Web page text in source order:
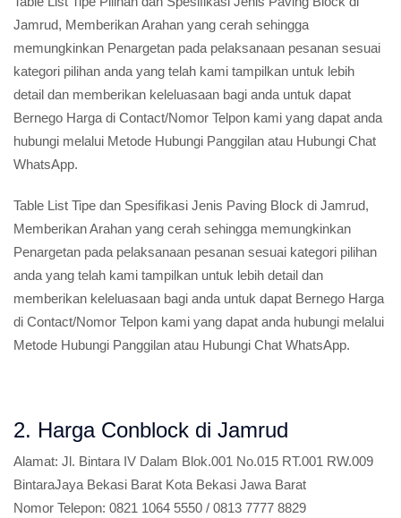
Jamrud, Memberikan Arahan yang cerah sehingga
memungkinkan Penargetan pada pelaksanaan pesanan sesuai
kategori pilihan anda yang telah kami tampilkan untuk lebih
detail dan memberikan keleluasaan bagi anda untuk dapat
Bernego Harga di Contact/Nomor Telpon kami yang dapat anda
hubungi melalui Metode Hubungi Panggilan atau Hubungi Chat
WhatsApp.
Table List Tipe dan Spesifikasi Jenis Paving Block di Jamrud,
Memberikan Arahan yang cerah sehingga memungkinkan
Penargetan pada pelaksanaan pesanan sesuai kategori pilihan
anda yang telah kami tampilkan untuk lebih detail dan
memberikan keleluasaan bagi anda untuk dapat Bernego Harga
di Contact/Nomor Telpon kami yang dapat anda hubungi melalui
Metode Hubungi Panggilan atau Hubungi Chat WhatsApp.
2. Harga Conblock di Jamrud
Alamat: Jl. Bintara IV Dalam Blok.001 No.015 RT.001 RW.009
BintaraJaya Bekasi Barat Kota Bekasi Jawa Barat
Nomor Telepon: 0821 1064 5550 / 0813 7777 8829